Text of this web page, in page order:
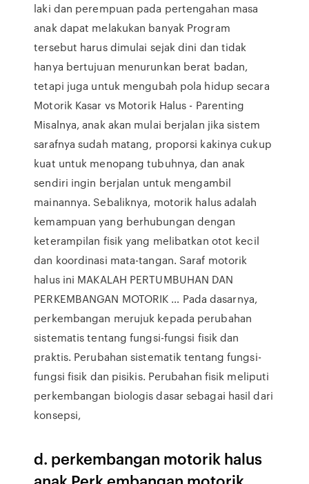
laki dan perempuan pada pertengahan masa
anak dapat melakukan banyak Program
tersebut harus dimulai sejak dini dan tidak
hanya bertujuan menurunkan berat badan,
tetapi juga untuk mengubah pola hidup secara
Motorik Kasar vs Motorik Halus - Parenting
Misalnya, anak akan mulai berjalan jika sistem
sarafnya sudah matang, proporsi kakinya cukup
kuat untuk menopang tubuhnya, dan anak
sendiri ingin berjalan untuk mengambil
mainannya. Sebaliknya, motorik halus adalah
kemampuan yang berhubungan dengan
keterampilan fisik yang melibatkan otot kecil
dan koordinasi mata-tangan. Saraf motorik
halus ini MAKALAH PERTUMBUHAN DAN
PERKEMBANGAN MOTORIK … Pada dasarnya,
perkembangan merujuk kepada perubahan
sistematis tentang fungsi-fungsi fisik dan
praktis. Perubahan sistematik tentang fungsi-
fungsi fisik dan pisikis. Perubahan fisik meliputi
perkembangan biologis dasar sebagai hasil dari
konsepsi,
d. perkembangan motorik halus